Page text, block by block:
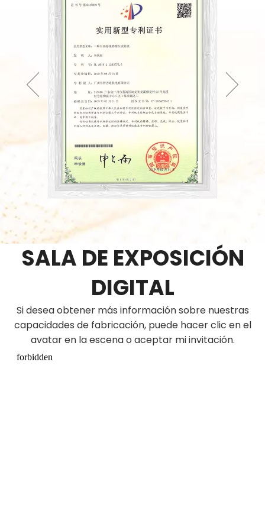
SALA DE EXPOSICIÓN
DIGITAL
Si desea obtener más información sobre nuestras
capacidades de fabricación, puede hacer clic en el
avatar en la escena o aceptar mi invitación.